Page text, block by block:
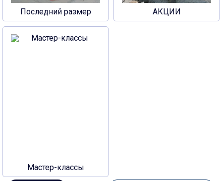
Последний размер АКЦИИ
Мастер-классы